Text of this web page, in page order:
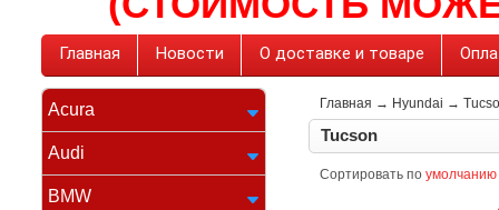
Главная Новости О доставке и товаре
Acura
Audi
BMW
Главная → Hyundai →
Tucson
Сортировать по умолчанию